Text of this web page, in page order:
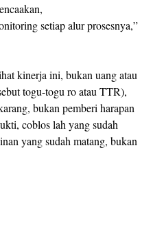
setiap alur prosesnya,”
kinerja ini, bukan uang atau
togu-togu ro atau TTR),
bukan pemberi harapan
coblos lah yang sudah
yang sudah matang, bukan